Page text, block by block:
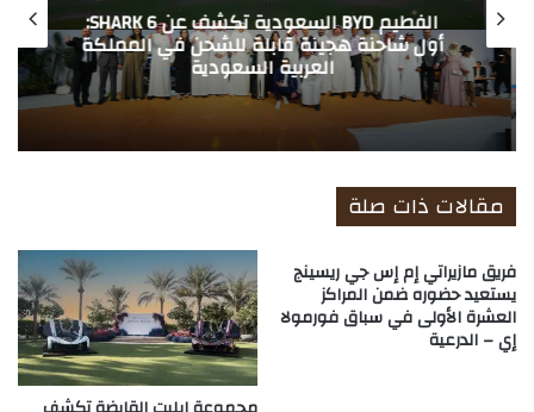
الفطيم BYD السعودية تكشف عن SHARK 6:
أول شاحنة هجينة قابلة للشحن في المملكة
العربية السعودية
مقالات ذات صلة
فريق مازيراتي إم إس جي ريسينج
يستعيد حضوره ضمن المراكز
العشرة الأولى في سباق فورمولا
إي – الدرعية